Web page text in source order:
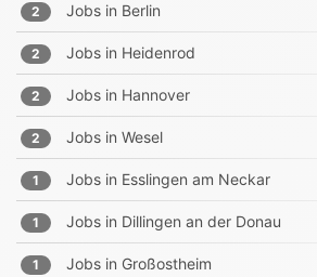
2 Jobs in Berlin
2 Jobs in Heidenrod
2 Jobs in Hannover
2 Jobs in Wesel
1 Jobs in Esslingen am Neckar
1 Jobs in Dillingen an der Donau
1 Jobs in Großostheim